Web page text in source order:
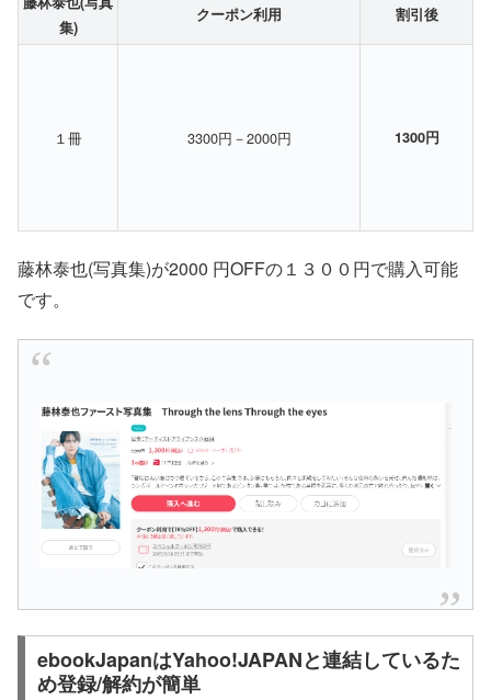
集)
クーポン利用 割引後
１冊 3300円－2000円 1300円
藤林泰也(写真集)が2000 円OFFの１３００円で購入可能
です。
ebookJapanはYahoo!JAPANと連結しているた
め登録/解約が簡単